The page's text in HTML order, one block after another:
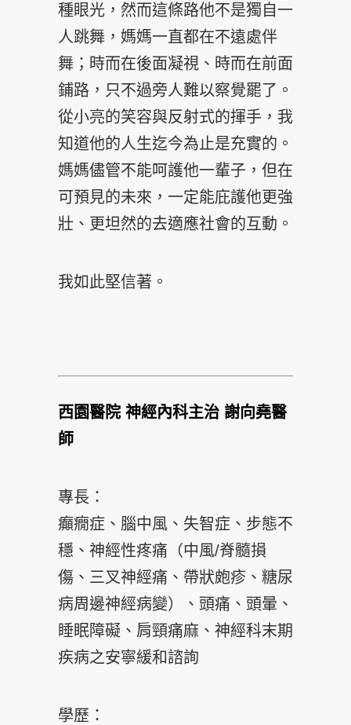
種眼光，然而這條路他不是獨自一
人跳舞，媽媽一直都在不遠處伴
舞；時而在後面凝視、時而在前面
鋪路，只不過旁人難以察覺罷了。
從小亮的笑容與反射式的揮手，我
知道他的人生迄今為止是充實的。
媽媽儘管不能呵護他一輩子，但在
可預見的未來，一定能庇護他更強
壯、更坦然的去適應社會的互動。
我如此堅信著。
西園醫院 神經內科主治 謝向堯醫
師
專長：
癲癇症、腦中風、失智症、步態不
穩、神經性疼痛（中風/脊髓損
傷、三叉神經痛、帶狀皰疹、糖尿
病周邊神經病變）、頭痛、頭暈、
睡眠障礙、肩頸痛麻、神經科末期
疾病之安寧緩和諮詢
學歷：